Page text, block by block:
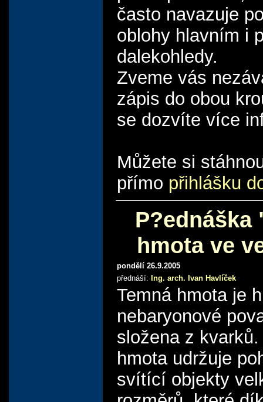
často navazuje
oblohy hlavním i
dalekohledy.
Zveme vás
zápis do obou
se dozvíte více
Můžete si
přímo přihlášku
P?ednáška
hmota ve
pondělí 26.9.2005
přednáší: Ing. arch. Ivan Havlíček
Temná hmota je
nebaryonové
složena z kvarků.
hmota udržuje
svítící objekty